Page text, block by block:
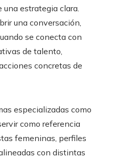
estrategia clara.
una conversación,
se conecta con
de talento,
concretas de
especializadas como
como referencia
femeninas, perfiles
con distintas